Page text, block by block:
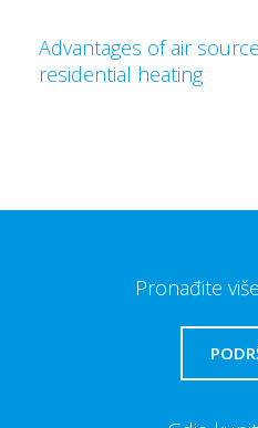
Advantages of air
residential heating
Pronađite